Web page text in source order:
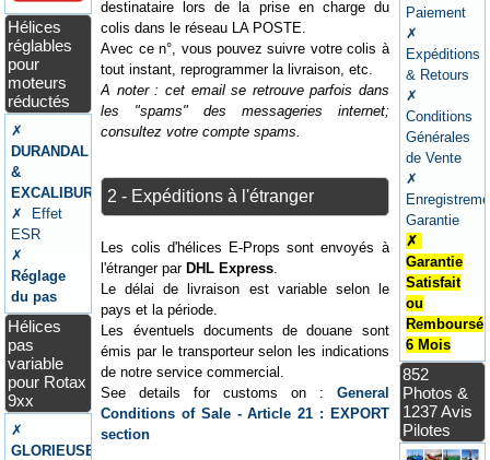
Hélices
réglables
pour
moteurs
réductés
✗
DURANDAL
&
EXCALIBUR
✗ Effet
ESR
✗
Réglage
du pas
Hélices
pas
variable
pour Rotax
9xx
✗
GLORIEUSE
destinataire lors de la prise en charge du
colis dans le réseau LA POSTE.
Avec ce n°, vous pouvez suivre votre colis à
tout instant, reprogrammer la livraison, etc.
A noter : cet email se retrouve parfois dans
les "spams" des messageries internet;
consultez votre compte spams.
2 - Expéditions à l'étranger
Les colis d'hélices E-Props sont envoyés à
l'étranger par DHL Express.
Le délai de livraison est variable selon le
pays et la période.
Les éventuels documents de douane sont
émis par le transporteur selon les indications
de notre service commercial.
See details for customs on : General
Conditions of Sale - Article 21 : EXPORT
section
Paiement
✗
Expéditions
& Retours
✗
Conditions
Générales
de Vente
✗
Garantie
✗
Garantie
Satisfait
ou
Remboursé
6 Mois
852
Photos &
1237 Avis
Pilotes